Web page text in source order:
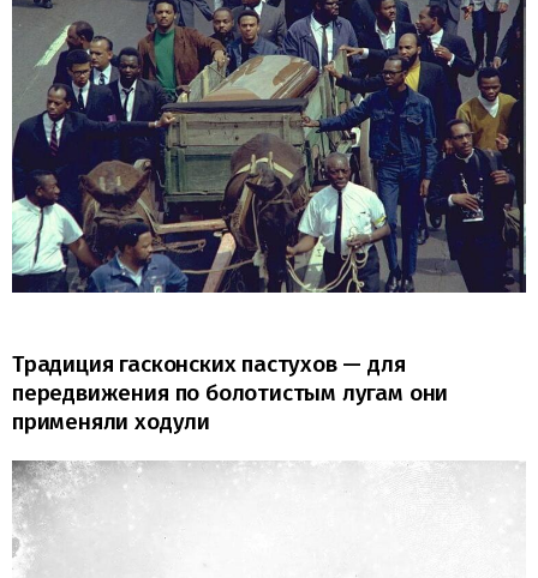
Традиция гасконских пастухов — для
передвижения по болотистым лугам они
применяли ходули